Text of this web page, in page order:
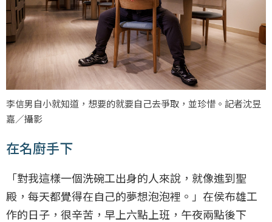
李信男自小就知道，想要的就要自己去爭取，並珍惜。記者沈昱
嘉／攝影
在名廚手下
「對我這樣一個洗碗工出身的人來說，就像進到聖
殿，每天都覺得在自己的夢想泡泡裡。」在侯布雄工
作的日子，很辛苦，早上六點上班，午夜兩點後下